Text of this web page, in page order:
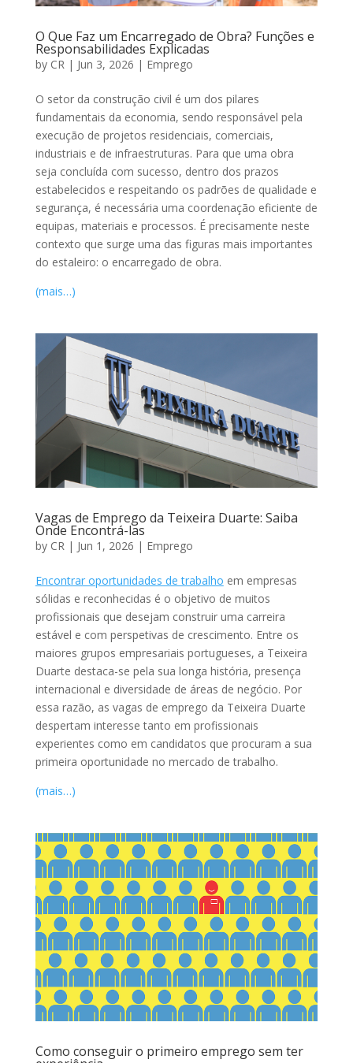
O Que Faz um Encarregado de Obra? Funções e
Responsabilidades Explicadas
by CR| Jun 3, 2026 | Emprego
O setor da construção civil é um dos pilares
fundamentais da economia, sendo responsável pela
execução de projetos residenciais, comerciais,
industriais e de infraestruturas. Para que uma obra
seja concluída com sucesso, dentro dos prazos
estabelecidos e respeitando os padrões de qualidade e
segurança, é necessária uma coordenação eficiente de
equipas, materiais e processos. É precisamente neste
contexto que surge uma das figuras mais importantes
do estaleiro: o encarregado de obra.
(mais…)
Vagas de Emprego da Teixeira Duarte: Saiba
Onde Encontrá-las
by CR| Jun 1, 2026 | Emprego
Encontrar oportunidades de trabalho em empresas
sólidas e reconhecidas é o objetivo de muitos
profissionais que desejam construir uma carreira
estável e com perspetivas de crescimento. Entre os
maiores grupos empresariais portugueses, a Teixeira
Duarte destaca-se pela sua longa história, presença
internacional e diversidade de áreas de negócio. Por
essa razão, as vagas de emprego da Teixeira Duarte
despertam interesse tanto em profissionais
experientes como em candidatos que procuram a sua
primeira oportunidade no mercado de trabalho.
(mais…)
Como conseguir o primeiro emprego sem ter